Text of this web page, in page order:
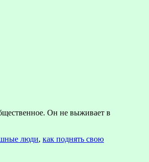
Он не выживает в
люди, как поднять свою